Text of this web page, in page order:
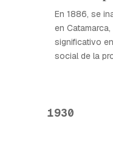
En 1886, se
en
significativo
social de la
1930